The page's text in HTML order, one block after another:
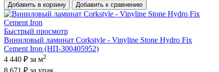
Добавить в корзину Добавить к сравнению
Быстрый просмотр
Виниловый ламинат Corkstyle - Vinyline Stone Hydro Fix
Cement Iron (НП-300405952)
4 440 ₽ за м2
8 671 ₽ за упак.